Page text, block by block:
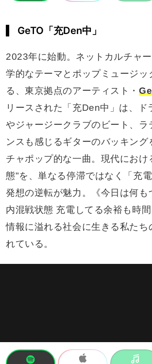
GeTO「充Den中」
2023年に始動。ネットカルチャ
学的なテーマとポップミュージッ
る、東京拠点のアーティスト・
リースされた「充Den中」は、ド
やジャージークラブのビート、ラ
ンスも感じるギターのバッキング
チャポップ的な一曲。現代におけ
態"を、単なる停滞ではなく「充
発想の逆転が魅力。《今日は何も
内混戦状態 充電してる余裕も時間
情報に溢れる社会に生きる私たち
れている。